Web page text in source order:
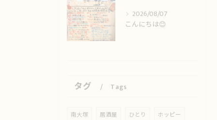
2026/08/07
こんにちは😊
タグ Tags
南大塚 居酒屋 ひとり ホッピー